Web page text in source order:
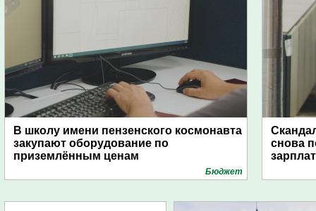
В школу имени пензенского космонавта
закупают оборудование по
приземлённым ценам
Бюджет
снова